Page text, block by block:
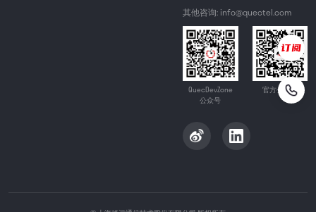
其他咨询: info@quectel.com
QuecDevZone
公众号
官方公众号